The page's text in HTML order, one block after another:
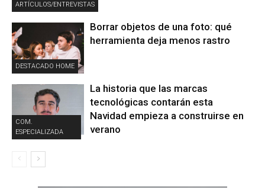
ARTÍCULOS/ENTREVISTAS
DESTACADO HOME
Borrar objetos de una foto: qué
herramienta deja menos rastro
COM.
ESPECIALIZADA
La historia que las marcas
tecnológicas contarán esta
Navidad empieza a construirse en
verano